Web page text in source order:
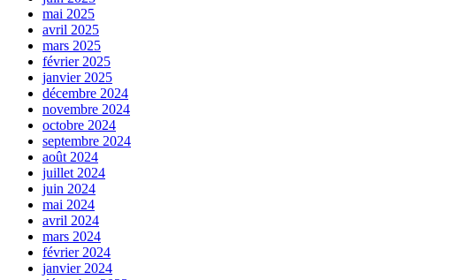
mai 2025
avril 2025
mars 2025
février 2025
janvier 2025
décembre 2024
novembre 2024
octobre 2024
septembre 2024
août 2024
juillet 2024
juin 2024
mai 2024
avril 2024
mars 2024
février 2024
janvier 2024